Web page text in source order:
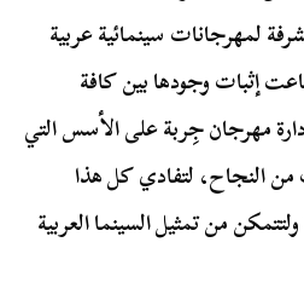
لمهرجانات سينمائية عربية
إثبات وجودها بين كافة
مهرجان جِربة على الأسس التي
النجاح، لتفادي كل هذا
من تمثيل السينما العربية